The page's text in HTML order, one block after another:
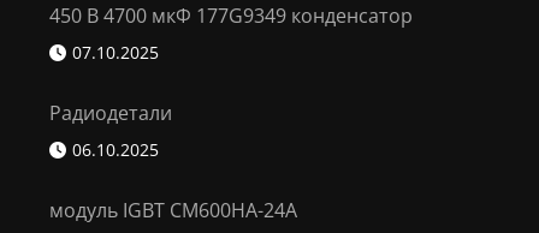
450 В 4700 мкФ 177G9349 конденсатор
07.10.2025
Радиодетали
06.10.2025
модуль IGBT CM600HA-24A